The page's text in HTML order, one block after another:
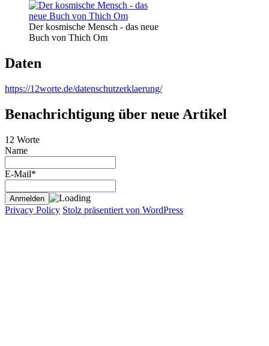
Der kosmische Mensch - das neue
Buch von Thich Om
Daten
https://12worte.de/datenschutzerklaerung/
Benachrichtigung über neue Artikel
12 Worte
Name
E-Mail*
Privacy Policy Stolz präsentiert von WordPress